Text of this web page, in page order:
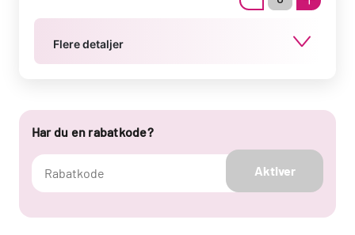
Flere detaljer
Har du en rabatkode?
Aktiver